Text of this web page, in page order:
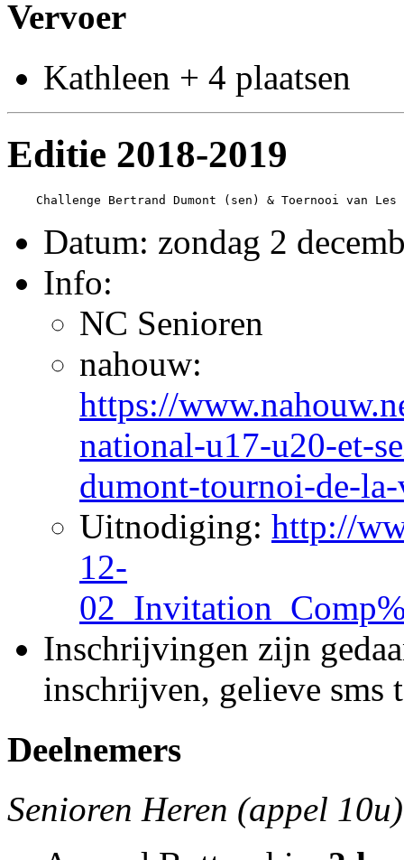
Vervoer
Kathleen + 4 plaatsen
Editie 2018-2019
Datum: zondag 2
Info:
NC Senioren
nahouw:
https://
national-u17-u20-et-
dumont-tournoi-de-
Uitnodiging: http://
12-
Inschrijvingen zijn
inschrijven, gelieve sms
Deelnemers
Senioren Heren (appel 10u)